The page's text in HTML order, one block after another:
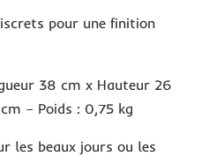
pour une finition
38 cm x Hauteur 26
– Poids : 0,75 kg
les beaux jours ou les